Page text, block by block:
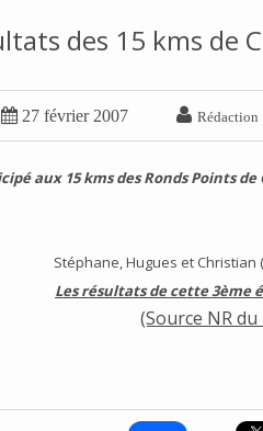
des 15 kms de
 27 février 2007  Rédaction
aux 15 kms des Ronds Points
Stéphane, Hugues et Christian
Les résultats de cette 3ème
(Source NR